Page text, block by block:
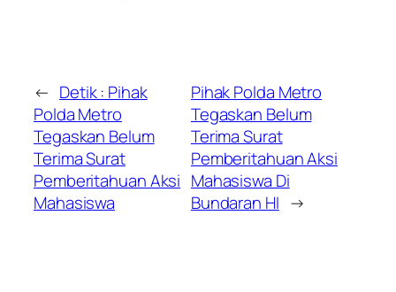
← Detik : Pihak
Polda Metro
Tegaskan Belum
Terima Surat
Pemberitahuan Aksi
Mahasiswa
Pihak Polda Metro
Tegaskan Belum
Terima Surat
Pemberitahuan Aksi
Mahasiswa Di
Bundaran HI →